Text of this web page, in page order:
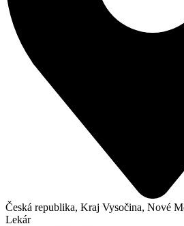
Česká republika, Kraj Vysočina, Nové
Lekár